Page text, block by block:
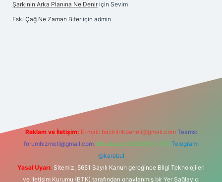
Şarkının Arka Planına Ne Denir için Sevim
Eski Çağ Ne Zaman Biter için admin
Reklam ve İletişim: E-mail: backlinkpaneli@gmail.com Teams:
forumhizmeti@gmail.com Whatsapp: 0262 606 0 726 Telegram:
@karabul
Yasal Uyarı: Sitemiz, 5651 Sayılı Kanun gereğince Bilgi Teknolojileri
ve İletişim Kurumu (BTK) tarafından onaylanmış bir Yer Sağlayıcı